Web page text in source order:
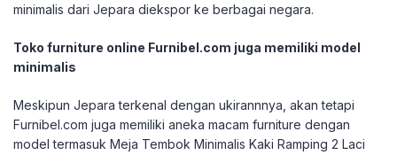
minimalis dari Jepara diekspor ke berbagai negara.
Toko furniture online Furnibel.com juga memiliki model
minimalis
Meskipun Jepara terkenal dengan ukirannnya, akan tetapi
Furnibel.com juga memiliki aneka macam furniture dengan
model termasuk Meja Tembok Minimalis Kaki Ramping 2 Laci